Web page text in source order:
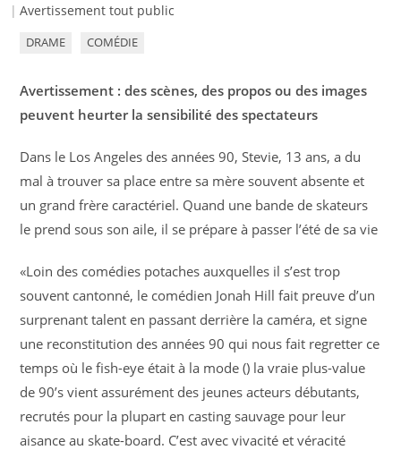
Avertissement tout public
DRAME COMÉDIE
Avertissement : des scènes, des propos ou des images
peuvent heurter la sensibilité des spectateurs
Dans le Los Angeles des années 90, Stevie, 13 ans, a du
mal à trouver sa place entre sa mère souvent absente et
un grand frère caractériel. Quand une bande de skateurs
le prend sous son aile, il se prépare à passer l’été de sa vie
«Loin des comédies potaches auxquelles il s’est trop
souvent cantonné, le comédien Jonah Hill fait preuve d’un
surprenant talent en passant derrière la caméra, et signe
une reconstitution des années 90 qui nous fait regretter ce
temps où le fish-eye était à la mode () la vraie plus-value
de 90’s vient assurément des jeunes acteurs débutants,
recrutés pour la plupart en casting sauvage pour leur
aisance au skate-board. C’est avec vivacité et véracité